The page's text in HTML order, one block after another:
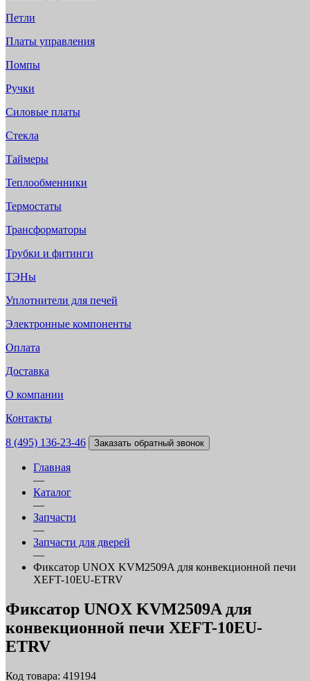
Петли
Платы управления
Помпы
Ручки
Силовые платы
Стекла
Таймеры
Теплообменники
Термостаты
Трансформаторы
Трубки и фитинги
ТЭНы
Уплотнители для печей
Электронные компоненты
Оплата
Доставка
О компании
Контакты
8 (495) 136-23-46 Заказать обратный звонок
Главная
—
Каталог
—
Запчасти
—
Запчасти для дверей
—
Фиксатор UNOX KVM2509A для конвекционной печи
XEFT-10EU-ETRV
Фиксатор UNOX KVM2509A для
конвекционной печи XEFT-10EU-
ETRV
Код товара: 419194